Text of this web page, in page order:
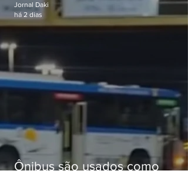
Ônibus são usados como
Jornal Daki
há 2 dias